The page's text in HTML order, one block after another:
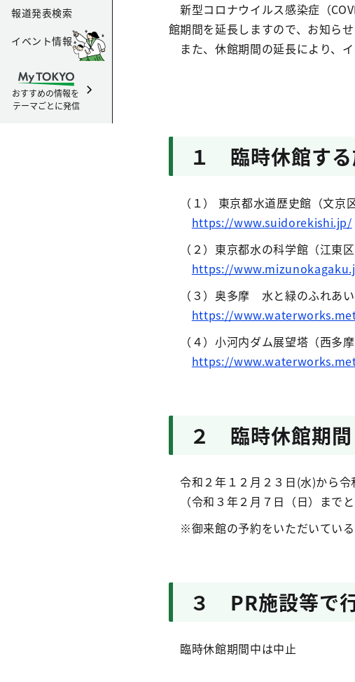
報道発表検索
イベント情報
おすすめの情報を
テーマごとに発信
新型コロナウイルス感染症（
館期間を延長しますので、お知らせ
また、休館期間の延長により、イ
１ 臨時休館する
（１） 東京都水道歴史館（文京
https://www.suidorekishi.jp/
（２）東京都水の科学館（江東区
https://
（３）奥多摩 水と緑のふれあい
https://
（４）小河内ダム展望塔（西多摩
https://
２ 臨時休館期間
令和２年１２月２３日(水)から令
（令和３年２月７日（日）まで
※御来館の予約をいただいている
３ PR施設等で
臨時休館期間中は中止